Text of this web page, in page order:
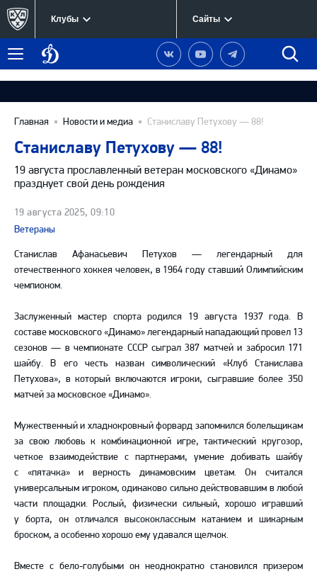
Клубы Сайты
Меню
Динамо
Москва
Наша
группа
Вконтакте
Наш
канал
YouTube
Наш
канал
Telegram
Главная Новости и медиа Станиславу Петухову — 88!
Станиславу Петухову — 88!
19 августа прославленный ветеран московского «Динамо»
празднует свой день рождения
19 августа 2025, 09:10
Ветераны
Станислав Афанасьевич Петухов — легендарный для
отечественного хоккея человек, в 1964 году ставший Олимпийским
чемпионом.
Заслуженный мастер спорта родился 19 августа 1937 года. В
составе московского «Динамо» легендарный нападающий провел 13
сезонов — в чемпионате СССР сыграл 387 матчей и забросил 171
шайбу. В его честь назван символический «Клуб Станислава
Петухова», в который включаются игроки, сыгравшие более 350
матчей за московское «Динамо».
Мужественный и хладнокровный форвард запомнился болельщикам
за свою любовь к комбинационной игре, тактический кругозор,
четкое взаимодействие с партнерами, умение добивать шайбу
с «пятачка» и верность динамовским цветам. Он считался
универсальным игроком, одинаково сильно действовавшим в любой
части площадки. Рослый, физически сильный, хорошо игравший
у борта, он отличался высококлассным катанием и шикарным
броском, а особенно хорошо ему удавался щелчок.
Вместе с бело-голубыми он неоднократно становился призером